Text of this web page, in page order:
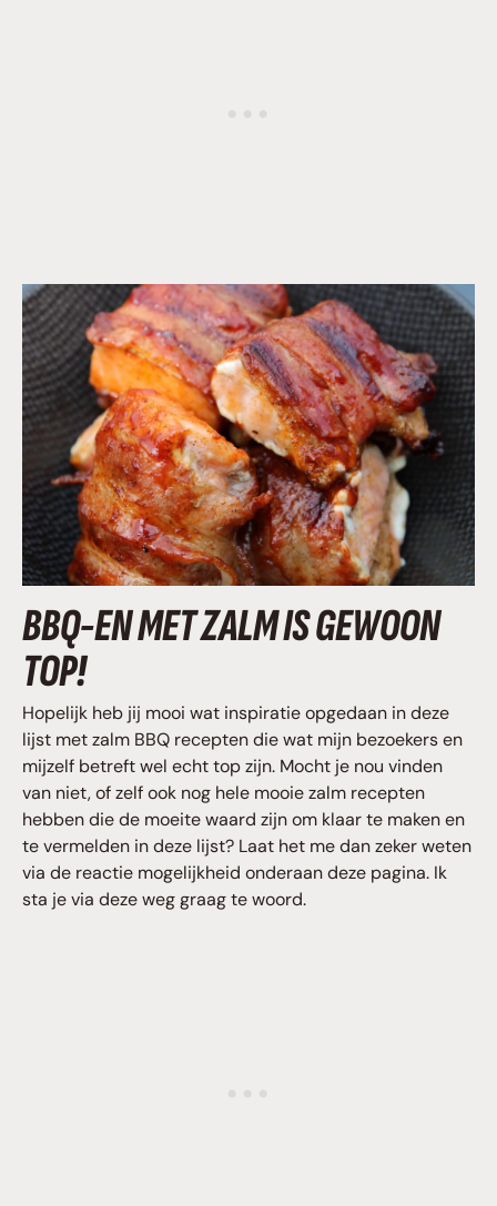
BBQ-EN MET ZALM IS GEWOON
TOP!
Hopelijk heb jij mooi wat inspiratie opgedaan in deze
lijst met zalm BBQ recepten die wat mijn bezoekers en
mijzelf betreft wel echt top zijn. Mocht je nou vinden
van niet, of zelf ook nog hele mooie zalm recepten
hebben die de moeite waard zijn om klaar te maken en
te vermelden in deze lijst? Laat het me dan zeker weten
via de reactie mogelijkheid onderaan deze pagina. Ik
sta je via deze weg graag te woord.